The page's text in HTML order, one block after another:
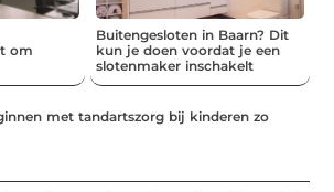
om
Buitengesloten in Baarn? Dit
kun je doen voordat je een
slotenmaker inschakelt
met tandartszorg bij kinderen zo